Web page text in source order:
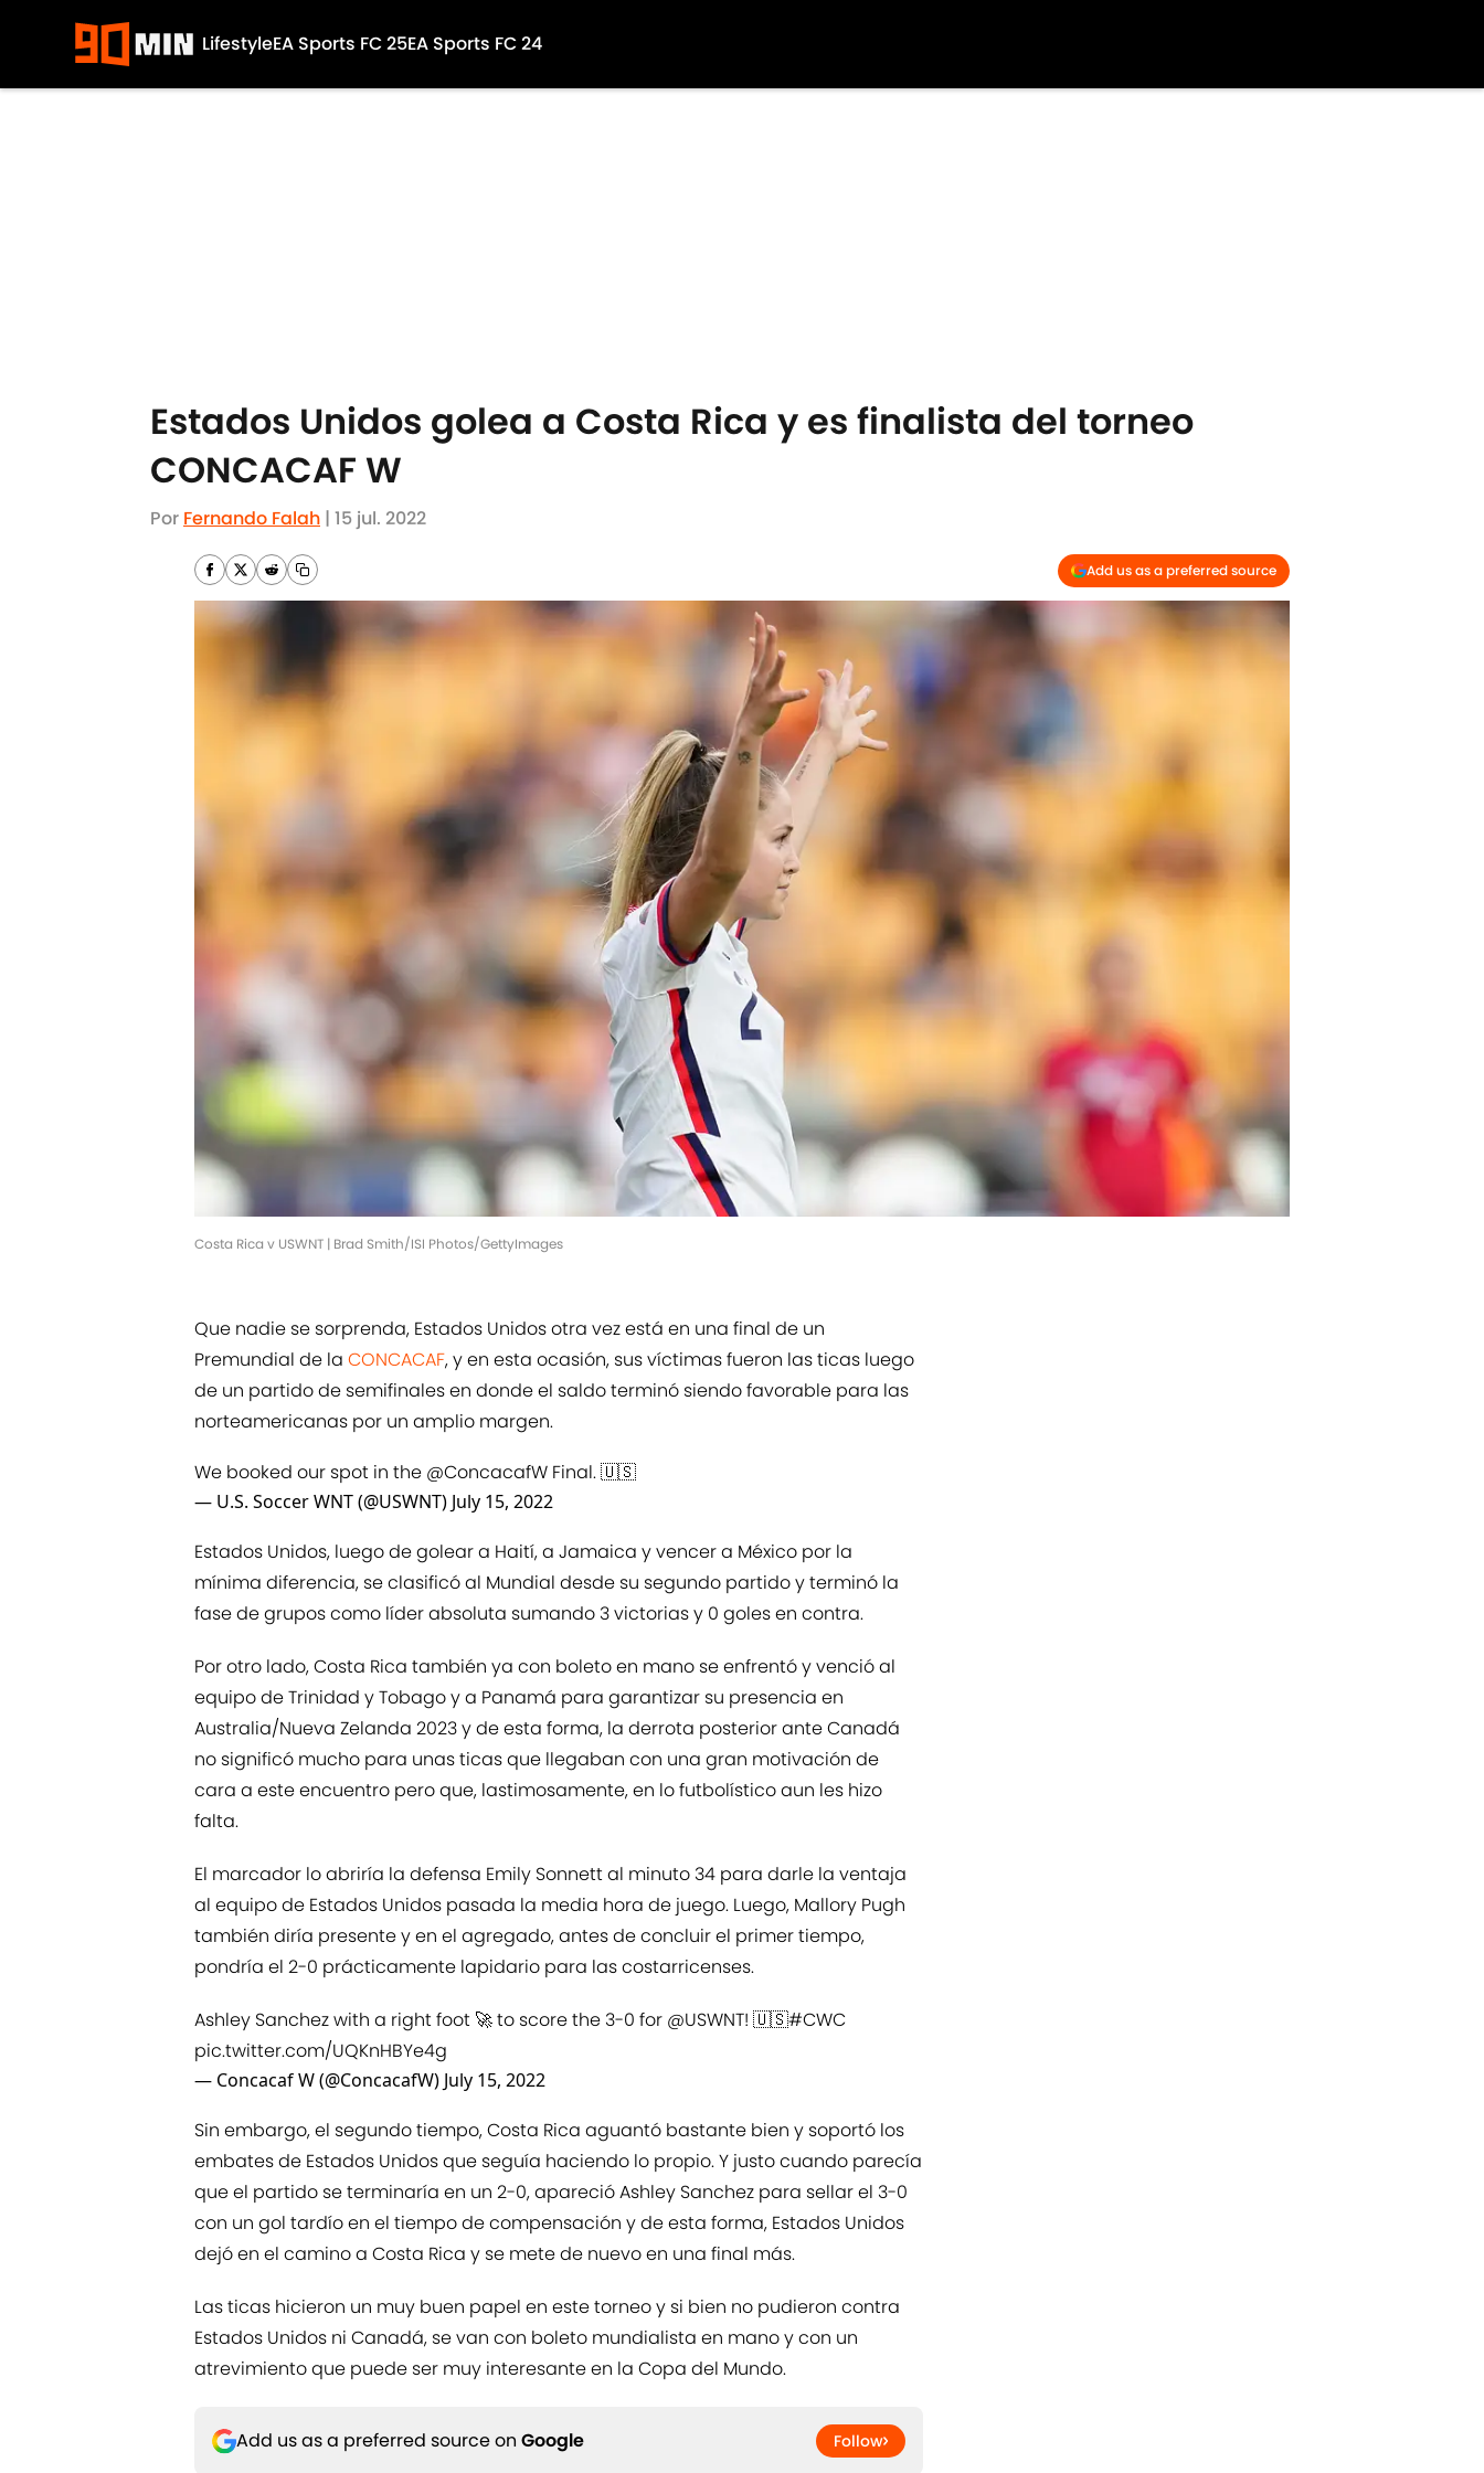
LifestyleEA Sports FC 25EA Sports FC 24
Estados Unidos golea a Costa Rica y es finalista del torneo
CONCACAF W
Por Fernando Falah | 15 jul. 2022
Add us as a preferred source
Costa Rica v USWNT | Brad Smith/ISI Photos/GettyImages
Que nadie se sorprenda, Estados Unidos otra vez está en una final de un
Premundial de la CONCACAF, y en esta ocasión, sus víctimas fueron las ticas luego
de un partido de semifinales en donde el saldo terminó siendo favorable para las
norteamericanas por un amplio margen.
We booked our spot in the @ConcacafW Final. 🇺🇸
— U.S. Soccer WNT (@USWNT) July 15, 2022
Estados Unidos, luego de golear a Haití, a Jamaica y vencer a México por la
mínima diferencia, se clasificó al Mundial desde su segundo partido y terminó la
fase de grupos como líder absoluta sumando 3 victorias y 0 goles en contra.
Por otro lado, Costa Rica también ya con boleto en mano se enfrentó y venció al
equipo de Trinidad y Tobago y a Panamá para garantizar su presencia en
Australia/Nueva Zelanda 2023 y de esta forma, la derrota posterior ante Canadá
no significó mucho para unas ticas que llegaban con una gran motivación de
cara a este encuentro pero que, lastimosamente, en lo futbolístico aun les hizo
falta.
El marcador lo abriría la defensa Emily Sonnett al minuto 34 para darle la ventaja
al equipo de Estados Unidos pasada la media hora de juego. Luego, Mallory Pugh
también diría presente y en el agregado, antes de concluir el primer tiempo,
pondría el 2-0 prácticamente lapidario para las costarricenses.
Ashley Sanchez with a right foot 🚀 to score the 3-0 for @USWNT! 🇺🇸#CWC
pic.twitter.com/UQKnHBYe4g
— Concacaf W (@ConcacafW) July 15, 2022
Sin embargo, el segundo tiempo, Costa Rica aguantó bastante bien y soportó los
embates de Estados Unidos que seguía haciendo lo propio. Y justo cuando parecía
que el partido se terminaría en un 2-0, apareció Ashley Sanchez para sellar el 3-0
con un gol tardío en el tiempo de compensación y de esta forma, Estados Unidos
dejó en el camino a Costa Rica y se mete de nuevo en una final más.
Las ticas hicieron un muy buen papel en este torneo y si bien no pudieron contra
Estados Unidos ni Canadá, se van con boleto mundialista en mano y con un
atrevimiento que puede ser muy interesante en la Copa del Mundo.
Add us as a preferred source on Google Follow